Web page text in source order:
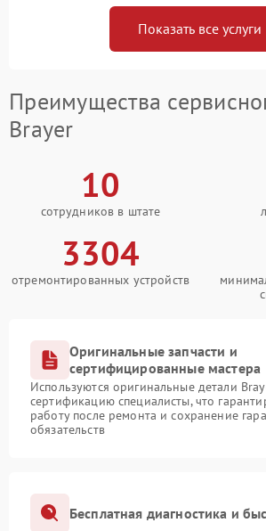
Показать все услуги
Преимущества
Brayer
10
сотрудников в штате
3304
отремонтированных устройств
Оригинальные запчасти и
сертифицированные мастера
Используются оригинальные детали
сертификацию специалисты, что
работу после ремонта и сохранение
обязательств
Бесплатная диагностика и